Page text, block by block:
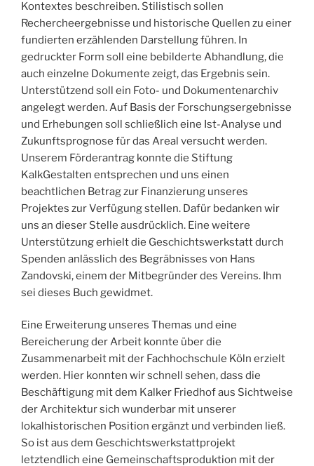
Kontextes beschreiben. Stilistisch sollen
Rechercheergebnisse und historische Quellen zu einer
fundierten erzählenden Darstellung führen. In
gedruckter Form soll eine bebilderte Abhandlung, die
auch einzelne Dokumente zeigt, das Ergebnis sein.
Unterstützend soll ein Foto- und Dokumentenarchiv
angelegt werden. Auf Basis der Forschungsergebnisse
und Erhebungen soll schließlich eine Ist-Analyse und
Zukunftsprognose für das Areal versucht werden.
Unserem Förderantrag konnte die Stiftung
KalkGestalten entsprechen und uns einen
beachtlichen Betrag zur Finanzierung unseres
Projektes zur Verfügung stellen. Dafür bedanken wir
uns an dieser Stelle ausdrücklich. Eine weitere
Unterstützung erhielt die Geschichtswerkstatt durch
Spenden anlässlich des Begräbnisses von Hans
Zandovski, einem der Mitbegründer des Vereins. Ihm
sei dieses Buch gewidmet.
Eine Erweiterung unseres Themas und eine
Bereicherung der Arbeit konnte über die
Zusammenarbeit mit der Fachhochschule Köln erzielt
werden. Hier konnten wir schnell sehen, dass die
Beschäftigung mit dem Kalker Friedhof aus Sichtweise
der Architektur sich wunderbar mit unserer
lokalhistorischen Position ergänzt und verbinden ließ.
So ist aus dem Geschichtswerkstattprojekt
letztendlich eine Gemeinschaftsproduktion mit der